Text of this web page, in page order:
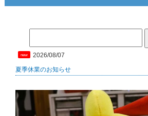
new
2026/08/07
夏季休業のお知らせ